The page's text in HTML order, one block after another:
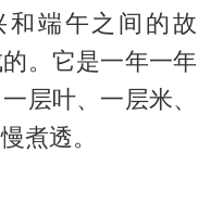
端午之间的故
。它是一年一年
层叶、一层米、
煮透。